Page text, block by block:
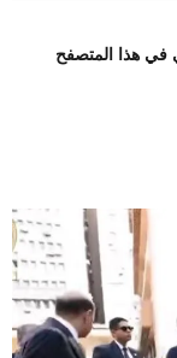
في هذا المتصفح